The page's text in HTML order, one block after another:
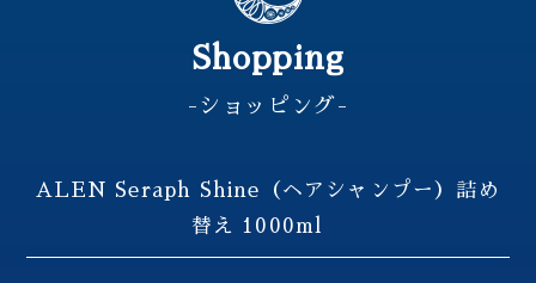
Shopping
-ショッピング-
ALEN Seraph Shine（ヘアシャンプー）詰め
替え 1000ml